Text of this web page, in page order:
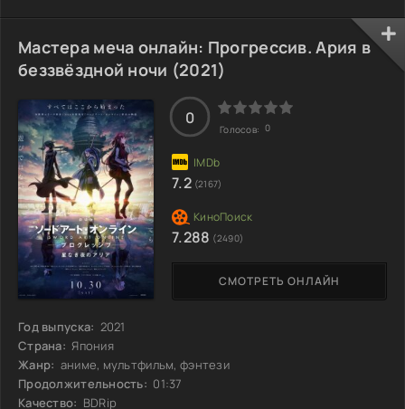
силуэт может исполнить желание, но с ним стоит быть
осторожным. За осуществление мечты может
последовать цена, которую не каждый готов заплатить.
Слухи о его существовании ходят разные: кто-то считает,
что это просто игра света, а кто-то
Мастера меча онлайн: Прогрессив. Ария в
беззвёздной ночи (2021)
Год выпуска: 2021
Страна: Япония
Жанр: аниме, мультфильм, фэнтези
Продолжительность: 01:37
Качество: BDRip
СМОТРЕТЬ ОНЛАЙН
0
Голосов: 0
7.2 (2167)
7.288 (2490)